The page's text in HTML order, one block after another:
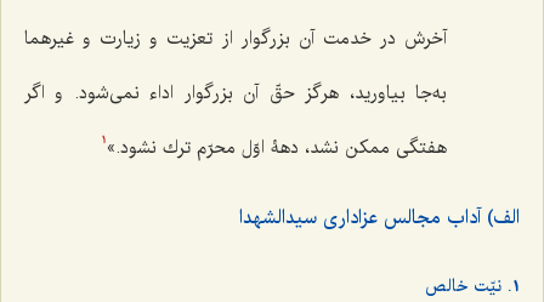
آخرش در خدمت آن بزرگوار از تعزيت و زيارت و غيرهما
به‌جا بياوريد، هرگز حقّ آن بزرگوار اداء نمى‌شود. و اگر
هفتگى ممكن نشد، دهۀ اوّل محرّم ترك نشود.» 1
الف) آداب مجالس عزاداری سیدالشهدا
1. نیّت خالص